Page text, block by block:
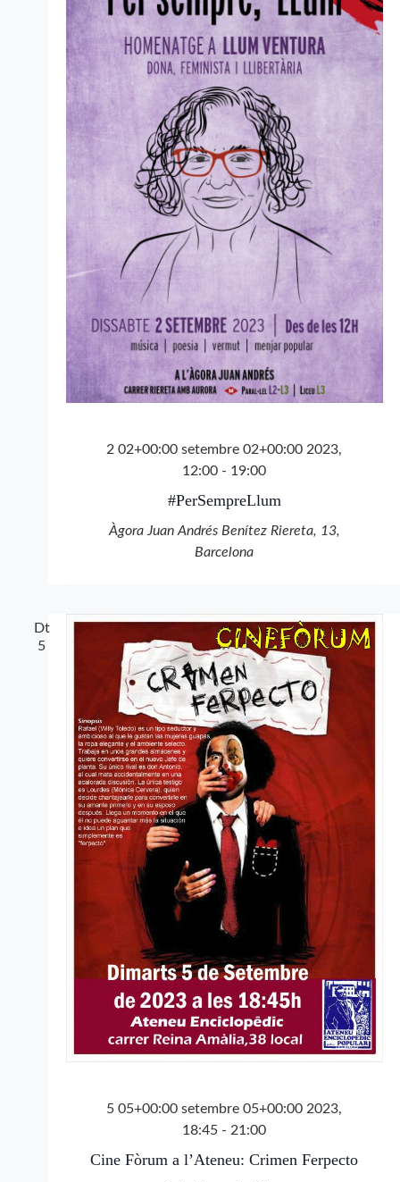
2 02+00:00 setembre 02+00:00 2023,
12:00 - 19:00
#PerSempreLlum
Àgora Juan Andrés Benítez Riereta, 13,
Barcelona
Dt
5
5 05+00:00 setembre 05+00:00 2023,
18:45 - 21:00
Cine Fòrum a l’Ateneu: Crimen Ferpecto